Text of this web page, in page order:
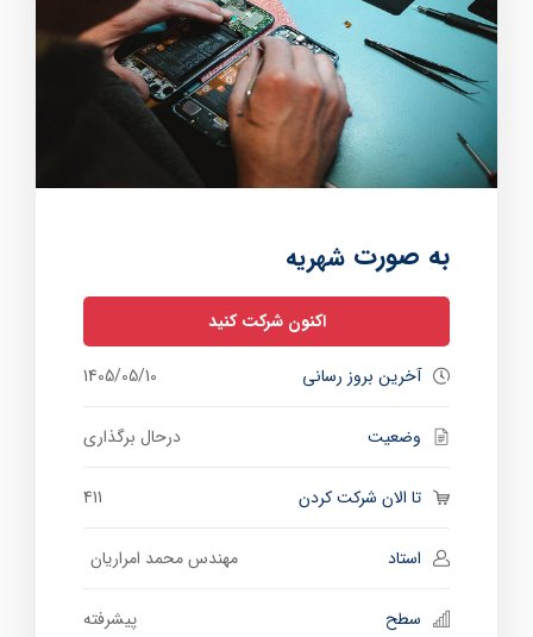
به صورت شهریه
اکنون شرکت کنید
آخرین بروز رسانی 1405/05/10
وضعیت درحال برگذاری
تا الان شرکت کردن 411
استاد مهندس محمد امراریان
سطح پیشرفته